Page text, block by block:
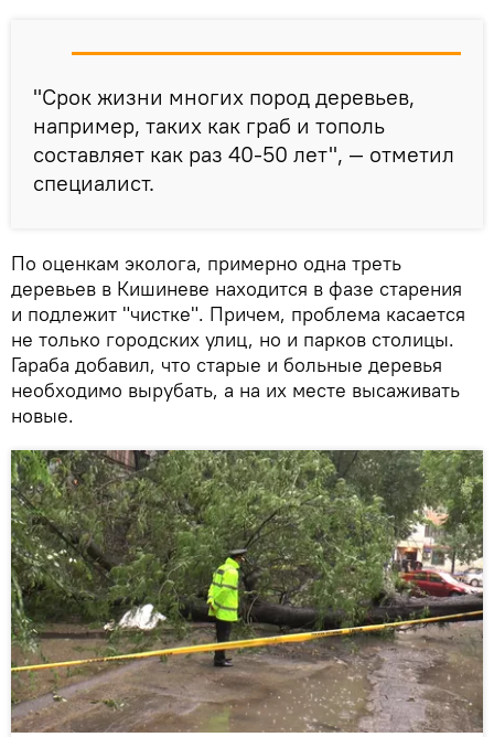
"Срок жизни многих пород деревьев,
например, таких как граб и тополь
составляет как раз 40-50 лет", — отметил
специалист.
По оценкам эколога, примерно одна треть
деревьев в Кишиневе находится в фазе старения
и подлежит "чистке". Причем, проблема касается
не только городских улиц, но и парков столицы.
Гараба добавил, что старые и больные деревья
необходимо вырубать, а на их месте высаживать
новые.